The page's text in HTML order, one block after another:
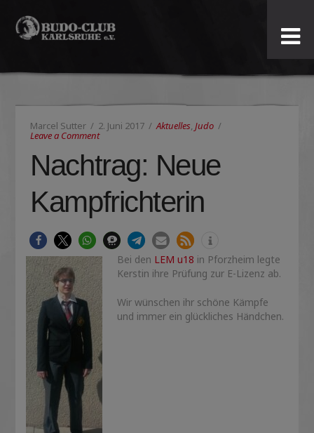
Budo-
Club
Karlsruhe
e.V.
Marcel Sutter 2. Juni 2017 Aktuelles, Judo
Leave a Comment
Nachtrag: Neue
Kampfrichterin
Bei den LEM u18 in Pforzheim legte
Kerstin ihre Prüfung zur E-Lizenz ab.
Wir wünschen ihr schöne Kämpfe
und immer ein glückliches Händchen.